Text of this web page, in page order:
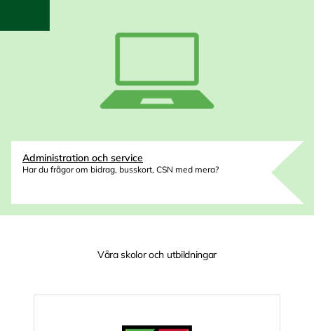
Administration och service
Har du frågor om bidrag, busskort, CSN med mera?
Våra skolor och utbildningar